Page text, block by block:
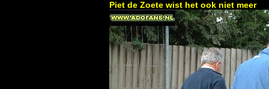
Piet de Zoete wist het ook niet meer